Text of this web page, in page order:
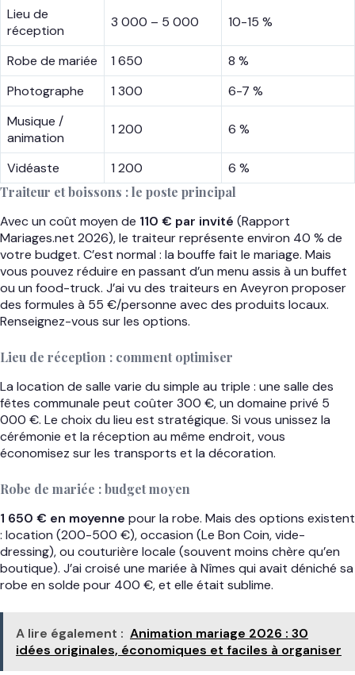
Lieu de
réception
3 000 – 5 000 10-15 %
Robe de mariée 1 650
8 %
Photographe
1 300
6-7 %
Musique /
animation
1 200 6 %
Vidéaste 1 200
6 %
Traiteur et boissons : le poste principal
Avec un coût moyen de 110 € par invité (Rapport
Mariages.net 2026), le traiteur représente environ 40 % de
votre budget. C’est normal : la bouffe fait le mariage. Mais
vous pouvez réduire en passant d’un menu assis à un buffet
ou un food-truck. J’ai vu des traiteurs en Aveyron proposer
des formules à 55 €/personne avec des produits locaux.
Renseignez-vous sur les options.
Lieu de réception : comment optimiser
La location de salle varie du simple au triple : une salle des
fêtes communale peut coûter 300 €, un domaine privé 5
000 €. Le choix du lieu est stratégique. Si vous unissez la
cérémonie et la réception au même endroit, vous
économisez sur les transports et la décoration.
Robe de mariée : budget moyen
1 650 € en moyenne pour la robe. Mais des options existent
: location (200-500 €), occasion (Le Bon Coin, vide-
dressing), ou couturière locale (souvent moins chère qu’en
boutique). J’ai croisé une mariée à Nîmes qui avait déniché sa
robe en solde pour 400 €, et elle était sublime.
A lire également : Animation mariage 2026 : 30
idées originales, économiques et faciles à organiser